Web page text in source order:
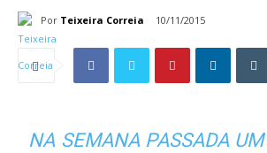
Por Teixeira Correia 10/11/2015
NA SEMANA PASSADA UM